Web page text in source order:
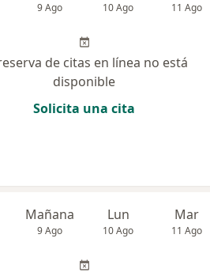
9 Ago 10 Ago 11 Ago
de citas en línea no está
disponible
Solicita una cita
Mañana
9 Ago
Lun
10 Ago
Mar
11 Ago